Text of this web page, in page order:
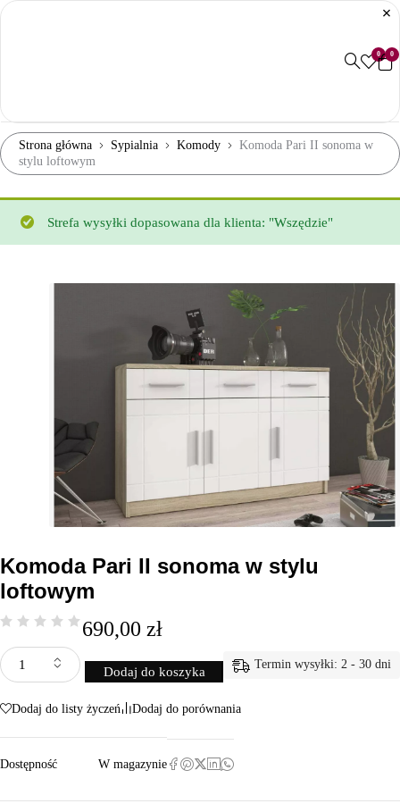
0 0
Strona główna Sypialnia Komody
Komoda Pari II sonoma w
stylu loftowym
Strefa wysyłki dopasowana dla klienta: "Wszędzie"
Komoda Pari II sonoma w stylu
loftowym
690,00 zł
Dodaj do koszyka
Termin wysyłki: 2 - 30 dni
Dodaj do listy życzeń Dodaj do porównania
Dostępność W magazynie